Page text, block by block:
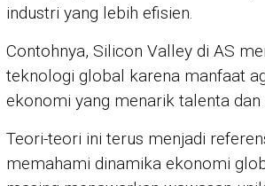
industri yang lebih efisien.
Contohnya, Silicon Valley di AS
teknologi global karena manfaat
ekonomi yang menarik talenta dan
Teori-teori ini terus menjadi
memahami dinamika ekonomi